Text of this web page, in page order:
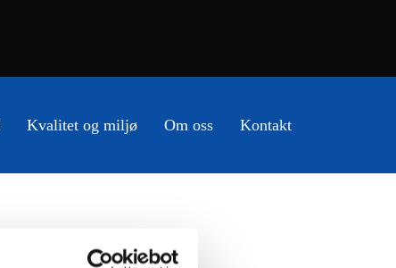
Kvalitet og miljø Om oss Kontakt